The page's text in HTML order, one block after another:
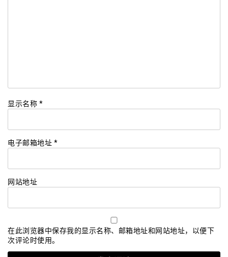
显示名称 *
电子邮箱地址 *
网站地址
在此浏览器中保存我的显示名称、邮箱地址和网站地址，以便下
次评论时使用。